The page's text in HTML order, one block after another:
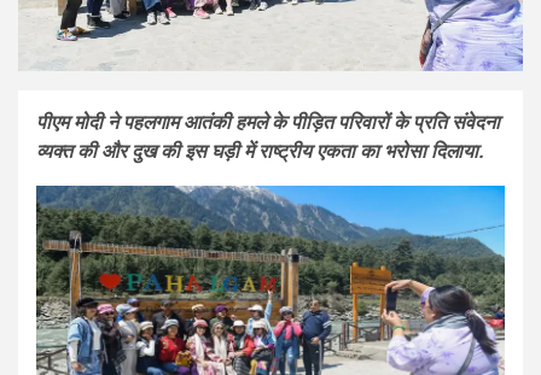
पीएम मोदी ने पहलगाम आतंकी हमले के पीड़ित परिवारों के प्रति संवेदना
व्यक्त की और दुख की इस घड़ी में राष्ट्रीय एकता का भरोसा दिलाया.